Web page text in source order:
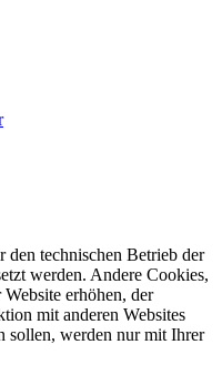
den technischen Betrieb der
werden. Andere Cookies,
erhöhen, der
mit anderen Websites
sollen, werden nur mit Ihrer